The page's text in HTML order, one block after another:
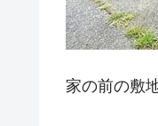
家の前の敷